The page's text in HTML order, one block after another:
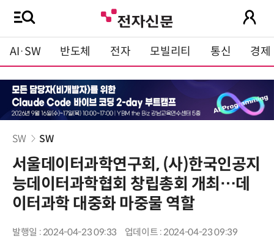
AI·SW 반도체 전자 모빌리티 통신 경제
SW SW
서울데이터과학연구회, (사)한국인공지
능데이터과학협회 창립총회 개최…데
이터과학 대중화 마중물 역할
발행일 : 2024-04-23 09:33 업데이트 : 2024-04-23 09:39